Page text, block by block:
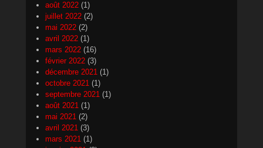
août 2022 (1)
juillet 2022 (2)
mai 2022 (2)
avril 2022 (1)
mars 2022 (16)
février 2022 (3)
décembre 2021 (1)
octobre 2021 (1)
septembre 2021 (1)
août 2021 (1)
mai 2021 (2)
avril 2021 (3)
mars 2021 (1)